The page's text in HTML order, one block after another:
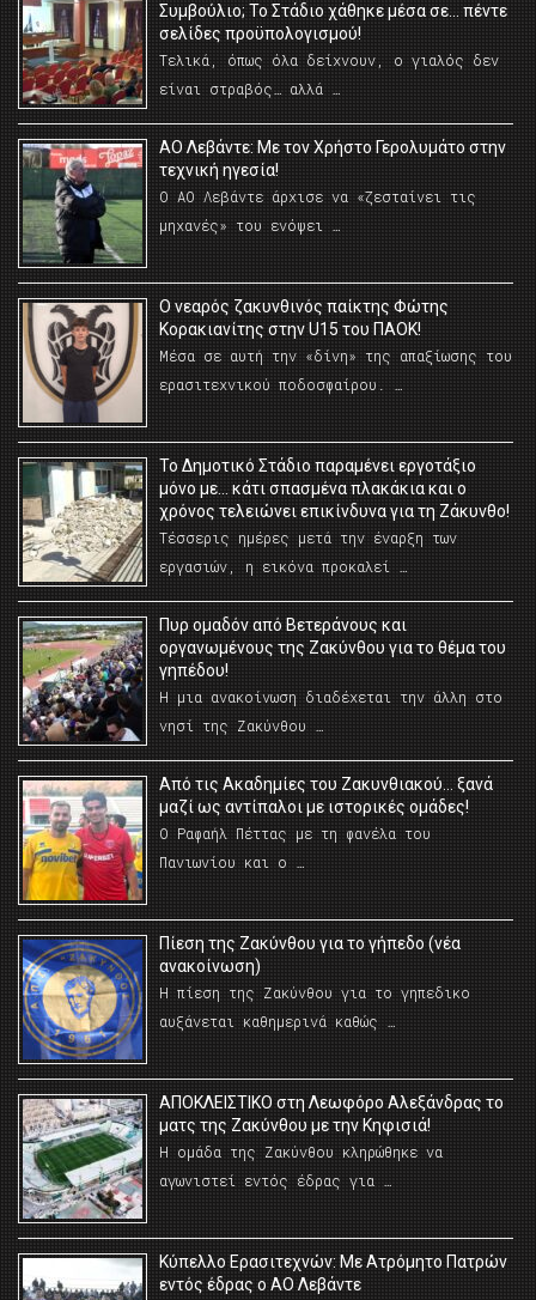
Συμβούλιο; Το Στάδιο χάθηκε μέσα σε… πέντε
σελίδες προϋπολογισμού!
Τελικά, όπως όλα δείχνουν, ο γιαλός δεν
είναι στραβός… αλλά …
ΑΟ Λεβάντε: Με τον Χρήστο Γερολυμάτο στην
τεχνική ηγεσία!
Ο ΑΟ Λεβάντε άρχισε να «ζεσταίνει τις
μηχανές» του ενόψει …
O νεαρός ζακυνθινός παίκτης Φώτης
Κορακιανίτης στην U15 του ΠΑΟΚ!
Μέσα σε αυτή την «δίνη» της απαξίωσης του
ερασιτεχνικού ποδοσφαίρου. …
Το Δημοτικό Στάδιο παραμένει εργοτάξιο
μόνο με… κάτι σπασμένα πλακάκια και ο
χρόνος τελειώνει επικίνδυνα για τη Ζάκυνθο!
Τέσσερις ημέρες μετά την έναρξη των
εργασιών, η εικόνα προκαλεί …
Πυρ ομαδόν από Βετεράνους και
οργανωμένους της Ζακύνθου για το θέμα του
γηπέδου!
Η μια ανακοίνωση διαδέχεται την άλλη στο
νησί της Ζακύνθου …
Από τις Ακαδημίες του Ζακυνθιακού… ξανά
μαζί ως αντίπαλοι με ιστορικές ομάδες!
Ο Ραφαήλ Πέττας με τη φανέλα του
Πανιωνίου και ο …
Πίεση της Ζακύνθου για το γήπεδο (νέα
ανακοίνωση)
Η πίεση της Ζακύνθου για το γηπεδικο
αυξάνεται καθημερινά καθώς …
AΠΟΚΛΕΙΣΤΙΚΟ στη Λεωφόρο Αλεξάνδρας το
ματς της Ζακύνθου με την Κηφισιά!
Η ομάδα της Ζακύνθου κληρώθηκε να
αγωνιστεί εντός έδρας για …
Κύπελλο Ερασιτεχνών: Με Ατρόμητο Πατρών
εντός έδρας ο ΑΟ Λεβάντε